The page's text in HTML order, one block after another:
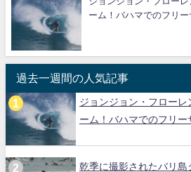
ーム！バハマでのフリー
過去一週間の人気記事
ジョンジョン・フロー
ーム！バハマでのフリー
乾季に撮影されたバリ